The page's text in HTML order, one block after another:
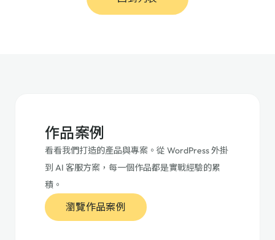
作品案例
看看我們打造的產品與專案。從 WordPress 外掛
到 AI 客服方案，每一個作品都是實戰經驗的累
積。
瀏覽作品案例